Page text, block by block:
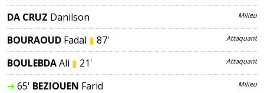
DA CRUZ Danilson Milieu
BOURAOUD Fadal ▮ 87' Attaquant
BOULEBDAAli ▮ 21' Attaquant
➔65' BEZIOUEN Farid Milieu